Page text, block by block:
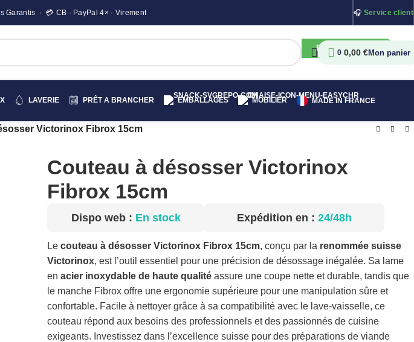
Garantis · 💳 CB · PayPal 4× · Virement 🎧 Service client
RECHERCHER
0 0,00 €
LAVERIE PRÊT A BRANCHER EMBALLAGES MOBILIER MADE IN FRANCE
Victorinox Fibrox 15cm
Couteau à désosser Victorinox
Fibrox 15cm
Dispo web : En stock Expédition en :24/48h
Lecouteau à désosser Victorinox Fibrox 15cm, conçu par la renommée suisse
Victorinox, est l’outil essentiel pour une précision de désossage inégalée. Sa lame
enacier inoxydable de haute qualité assure une coupe nette et durable, tandis que
le manche Fibrox offre une ergonomie supérieure pour une manipulation sûre et
confortable. Facile à nettoyer grâce à sa compatibilité avec le lave-vaisselle, ce
couteau répond aux besoins des professionnels et des passionnés de cuisine
exigeants. Investissez dans l’excellence suisse pour des préparations de viande